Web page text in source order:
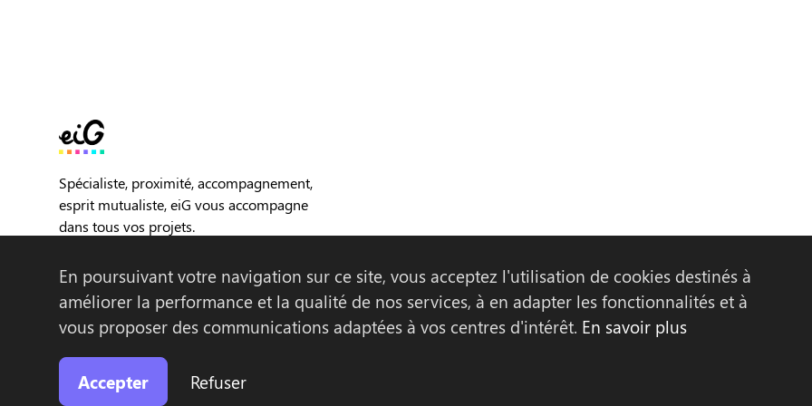
Spécialiste, proximité, accompagnement,
esprit mutualiste, eiG vous accompagne
dans tous vos projets.
LogicielsTémoignages ClientsQui sommes-nous ?Association eiGActualitésContactRecrutement
©EIG 2026-Tous droits réservés
En poursuivant votre navigation sur ce site, vous acceptez l'utilisation de cookies destinés à
améliorer la performance et la qualité de nos services, à en adapter les fonctionnalités et à
vous proposer des communications adaptées à vos centres d'intérêt. En savoir plus
Accepter Refuser